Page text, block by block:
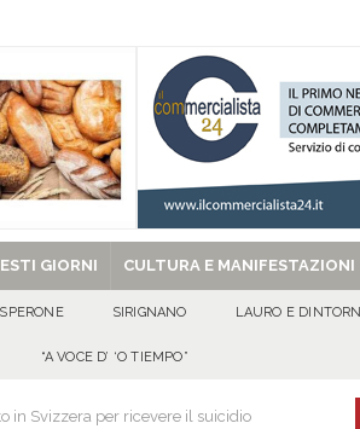
di san Giovanni Battista e santa Sabina
GIORNI CULTURA E MANIFESTAZIONI
SPERONE SIRIGNANO LAURO E DINTORNI
“A VOCE D’ ‘O TIEMPO”
in Svizzera per ricevere il suicidio